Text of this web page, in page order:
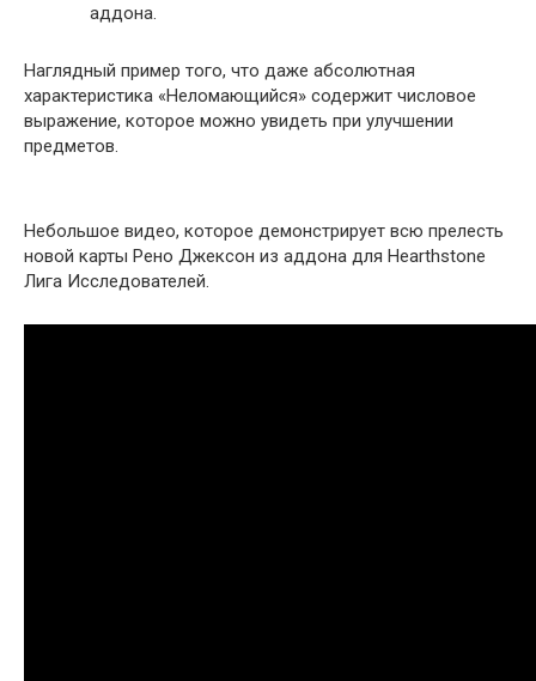
аддона.
Наглядный пример того, что даже абсолютная
характеристика «Неломающийся» содержит числовое
выражение, которое можно увидеть при улучшении
предметов.
Небольшое видео, которое демонстрирует всю прелесть
новой карты Рено Джексон из аддона для Hearthstone
Лига Исследователей.